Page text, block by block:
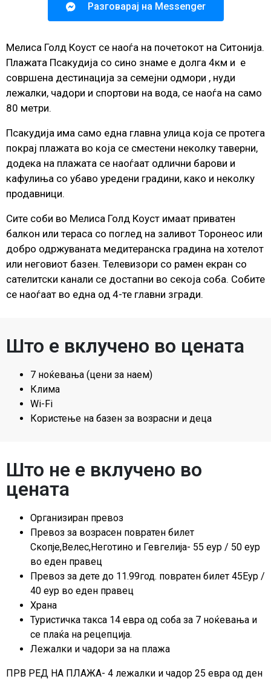
Разговарај на Messenger
Мелиса Голд Коуст се наоѓа на почетокот на Ситонија.
Плажата Псакудија со сино знаме е долга 4км и е
совршена дестинација за семејни одмори , нуди
лежалки, чадори и спортови на вода, се наоѓа на само
80 метри.
Псакудија има само една главна улица која се протега
покрај плажата во која се сместени неколку таверни,
додека на плажата се наоѓаат одлични барови и
кафулиња со убаво уредени градини, како и неколку
продавници.
Сите соби во Мелиса Голд Коуст имаат приватен
балкон или тераса со поглед на заливот Торонеос или
добро одржуваната медитеранска градина на хотелот
или неговиот базен. Телевизори со рамен екран со
сателитски канали се достапни во секоја соба. Собите
се наоѓаат во една од 4-те главни згради.
Што е вклучено во цената
7 ноќевања (цени за наем)
Клима
Wi-Fi
Користење на базен за возрасни и деца
Што не е вклучено во
цената
Организиран превоз
Превоз за возрасен повратен билет
Скопје,Велес,Неготино и Гевгелија- 55 еур / 50 еур
во еден правец
Превоз за дете до 11.99год. повратен билет 45Еур /
40 еур во еден правец
Храна
Туристичка такса 14 eвра од соба за 7 ноќевања и
се плаќа на рецепција.
Лежалки и чадори за на плажа
ПРВ РЕД НА ПЛАЖА- 4 лежалки и чадор 25 евра од ден